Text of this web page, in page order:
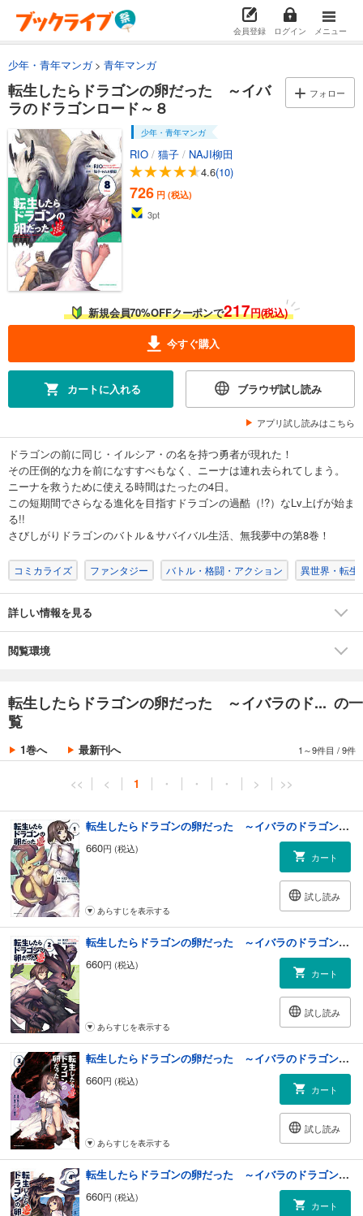
会員登録 ログイン メニュー
少年・青年マンガ 青年マンガ
転生したらドラゴンの卵だった ～イバ
ラのドラゴンロード～８
フォロー
少年・青年マンガ
RIO / 猫子 / NAJI柳田
4.6(10)
726 円 (税込)
3pt
新規会員70%OFFクーポンで217円(税込)
今すぐ購入
カートに入れる ブラウザ試し読み
アプリ試し読みはこちら
ドラゴンの前に同じ・イルシア・の名を持つ勇者が現れた！
その圧倒的な力を前になすすべもなく、ニーナは連れ去られてしまう。
ニーナを救うために使える時間はたったの4日。
この短期間でさらなる進化を目指すドラゴンの過酷（!?）なLv上げが始ま
る!!
さびしがりドラゴンのバトル＆サバイバル生活、無我夢中の第8巻！
コミカライズ ファンタジー バトル・格闘・アクション 異世界・転生
詳しい情報を見る
閲覧環境
転生したらドラゴンの卵だった ～イバラのド... の一
覧
1巻へ 最新刊へ 1～9件目 /9件
<< < 1 ・ ・ ・ > >>
転生したらドラゴンの卵だった ～イバラのドラゴンロード～１
660円 (税込)
カート
試し読み
あらすじを表示する
転生したらドラゴンの卵だった ～イバラのドラゴンロード～２
660円 (税込)
カート
試し読み
あらすじを表示する
転生したらドラゴンの卵だった ～イバラのドラゴンロード～３
660円 (税込)
カート
試し読み
あらすじを表示する
転生したらドラゴンの卵だった ～イバラのドラゴンロード～４
660円 (税込)
カート